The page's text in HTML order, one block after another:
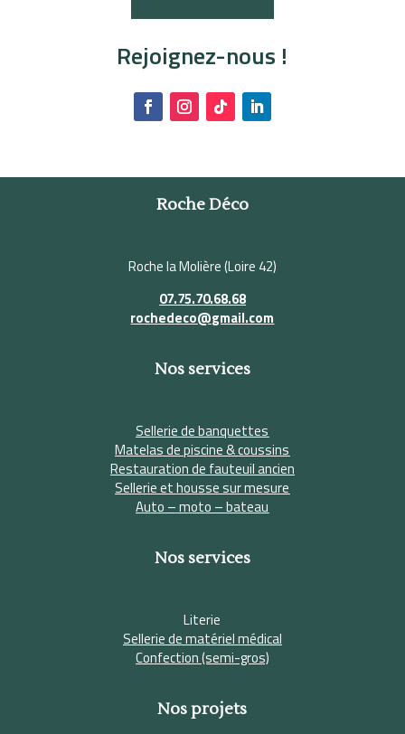
Rejoignez-nous !
Roche Déco
Roche la Molière (Loire 42)
07.75.70.68.68
rochedeco@gmail.com
Nos services
Sellerie de banquettes
Matelas de piscine & coussins
Restauration de fauteuil ancien
Sellerie et housse sur mesure
Auto – moto – bateau
Nos services
Literie
Sellerie de matériel médical
Confection (semi-gros)
Nos projets